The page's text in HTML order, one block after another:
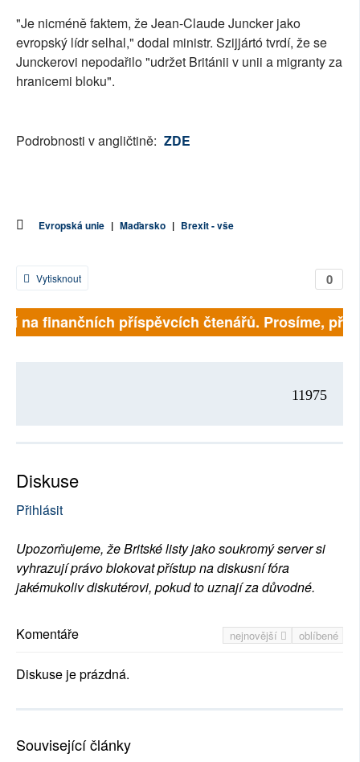
"Je nicméně faktem, že Jean-Claude Juncker jako
evropský lídr selhal," dodal ministr. Szijjártó tvrdí, že se
Junckerovi nepodařilo "udržet Británii v unii a migranty za
hranicemi bloku".
Podrobnosti v angličtině: ZDE
Evropská unie | Maďarsko | Brexit - vše
0
Vytisknout
na finančních příspěvcích čtenářů. Prosíme,
11975
Diskuse
Přihlásit
Upozorňujeme, že Britské listy jako soukromý server si
vyhrazují právo blokovat přístup na diskusní fóra
jakémukoliv diskutérovi, pokud to uznají za důvodné.
nejnovější oblíbené
Komentáře
Diskuse je prázdná.
Související články